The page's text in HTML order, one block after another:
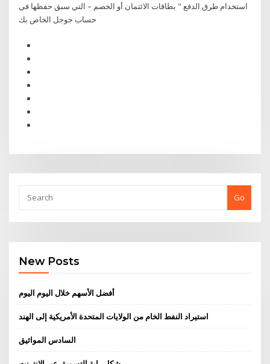
استخدام طرق الدفع " بطاقات الائتمان أو الخصم – التي سبق حفظها في
حساب جوجل الخاص بك
Go
New Posts
أفضل الأسهم خلال اليوم اليوم
استيراد النفط الخام من الولايات المتحدة الأمريكية إلى الهند
السادس المواثيق